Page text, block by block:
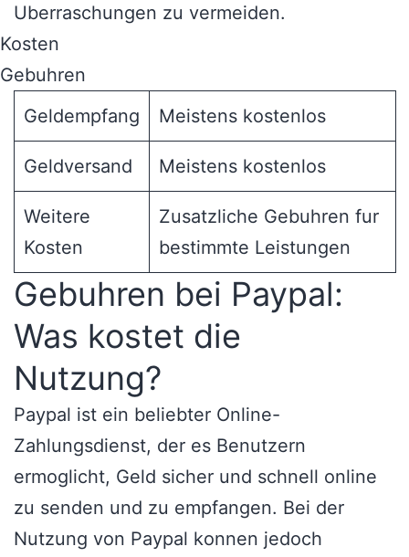
Uberraschungen zu vermeiden.
Kosten
Gebuhren
Geldempfang
Meistens kostenlos
Geldversand Meistens kostenlos
Weitere
Kosten
Zusatzliche Gebuhren fur
bestimmte Leistungen
Gebuhren bei Paypal:
Was kostet die
Nutzung?
Paypal ist ein beliebter Online-
Zahlungsdienst, der es Benutzern
ermoglicht, Geld sicher und schnell online
zu senden und zu empfangen. Bei der
Nutzung von Paypal konnen jedoch